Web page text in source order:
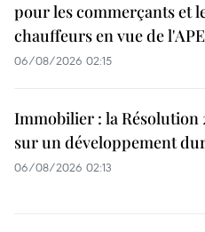
pour les commerçants et
chauffeurs en vue de
06/08/2026 02:15
Immobilier : la Résolution
sur un développement
06/08/2026 02:13